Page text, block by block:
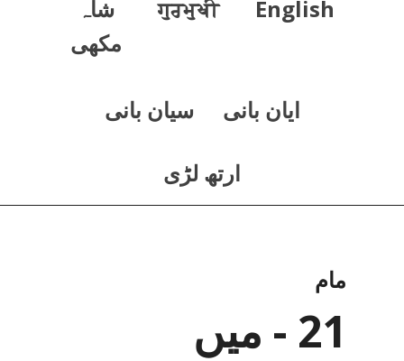
English
ਗੁਰਮੁਖੀ
شاہ
مکھی
ايان بانی سيان بانی
ارتھ لڑی
مام
21 - میں